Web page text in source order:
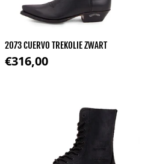
2073 CUERVO TREKOLIE ZWART
Normale prijs
€316,00